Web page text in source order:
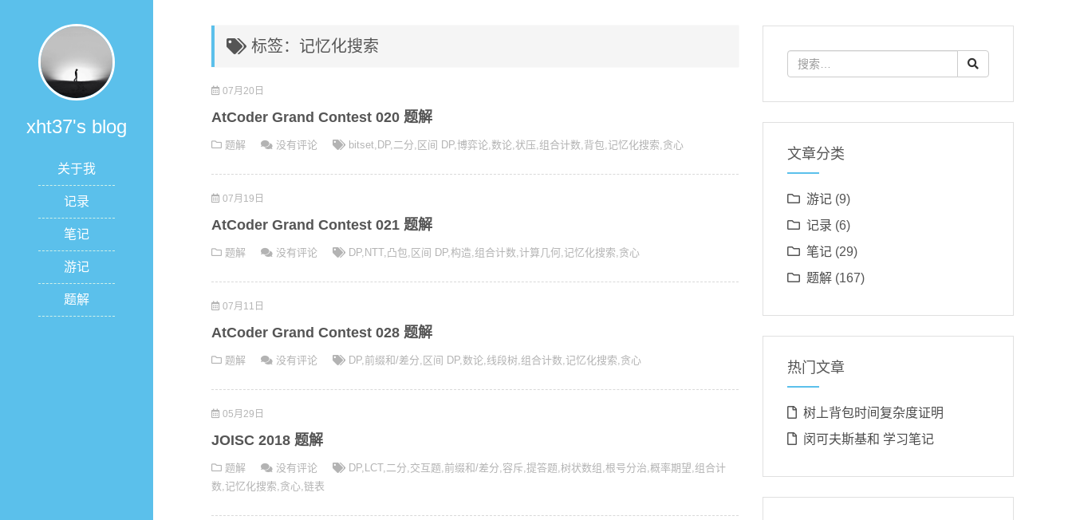
xht37's blog
关于我
记录
笔记
游记
题解
标签：记忆化搜索
07月20日
AtCoder Grand Contest 020 题解
题解 没有评论 bitset, DP,二分, 区间 DP,博弈论,数论,状压,组合计数,背包,记忆化搜索,贪心
07月19日
AtCoder Grand Contest 021 题解
题解 没有评论 DP, NTT,凸包, 区间 DP,构造,组合计数,计算几何,记忆化搜索,贪心
07月11日
AtCoder Grand Contest 028 题解
题解 没有评论 DP,前缀和/差分, 区间 DP,数论,线段树,组合计数,记忆化搜索,贪心
05月29日
JOISC 2018 题解
题解 没有评论 DP, LCT,二分,交互题,前缀和/差分,容斥,提答题,树状数组 ,根号分治,概率期望,组合计
数,记忆化搜索,贪心,链表
文章分类
游记(9)
记录 (6)
笔记(29)
题解(167)
热门文章
树上背包时间复杂度证明
闵可夫斯基和 学习笔记